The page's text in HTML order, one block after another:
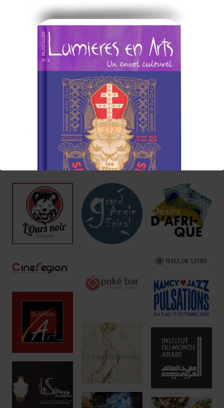
Abonnez-vous à la Newsletter
Lumières en Arts
www.lumieresenarts.fr
@lumieresenartsofficiel
« DEMANDEZ LE PROGRAMME »
Chaque mois la rédaction de Lumières en Arts vous proposera
une sélection
d'albums/films/livres/expos/événements coup de cœur à
consommer sans modération, ici et/ou
ailleurs !
Nos Annonceurs !